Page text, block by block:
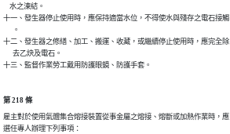
    水之涷結。
十一、發生器停止使用時，應保持適當水位，不得使水與殘存之電石接觸
      。
十二、發生器之修繕、加工、搬運、收藏，或繼續停止使用時，應完全除
      去乙炔及電石。
十三、監督作業勞工戴用防護眼鏡、防護手套。
第 218 條
雇主對於使用氣體集合熔接裝置從事金屬之熔接、熔斷或加熱作業時，應
選任專人辦理下列事項：